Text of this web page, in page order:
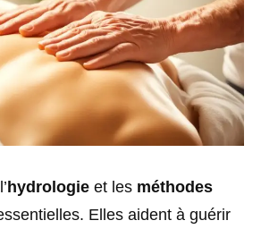
hydrologie et les méthodes
Elles aident à guérir